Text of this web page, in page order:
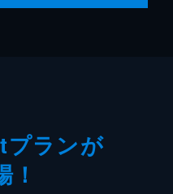
プランが
！